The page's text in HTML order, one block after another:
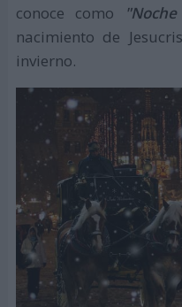
conoce como
nacimiento de
invierno.